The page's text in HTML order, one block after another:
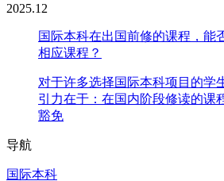
2025.12
国际本科在出国前修的课程，能
相应课程？
对于许多选择国际本科项目的学
引力在于：在国内阶段修读的课
豁免
导航
国际本科